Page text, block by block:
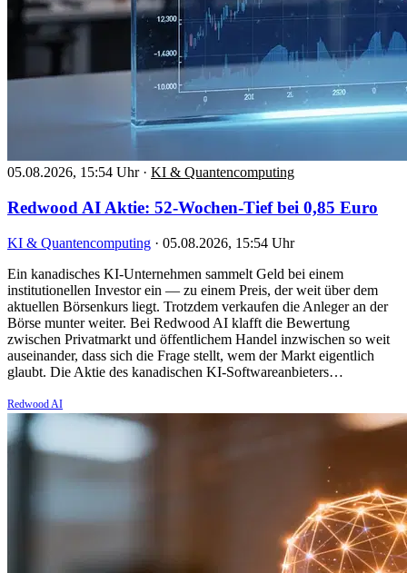
05.08.2026, 15:54 Uhr · KI & Quantencomputing
Redwood AI Aktie: 52-Wochen-Tief bei 0,85 Euro
KI & Quantencomputing · 05.08.2026, 15:54 Uhr
Ein kanadisches KI-Unternehmen sammelt Geld bei einem
institutionellen Investor ein — zu einem Preis, der weit über dem
aktuellen Börsenkurs liegt. Trotzdem verkaufen die Anleger an der
Börse munter weiter. Bei Redwood AI klafft die Bewertung
zwischen Privatmarkt und öffentlichem Handel inzwischen so weit
auseinander, dass sich die Frage stellt, wem der Markt eigentlich
glaubt. Die Aktie des kanadischen KI-Softwareanbieters…
Redwood AI